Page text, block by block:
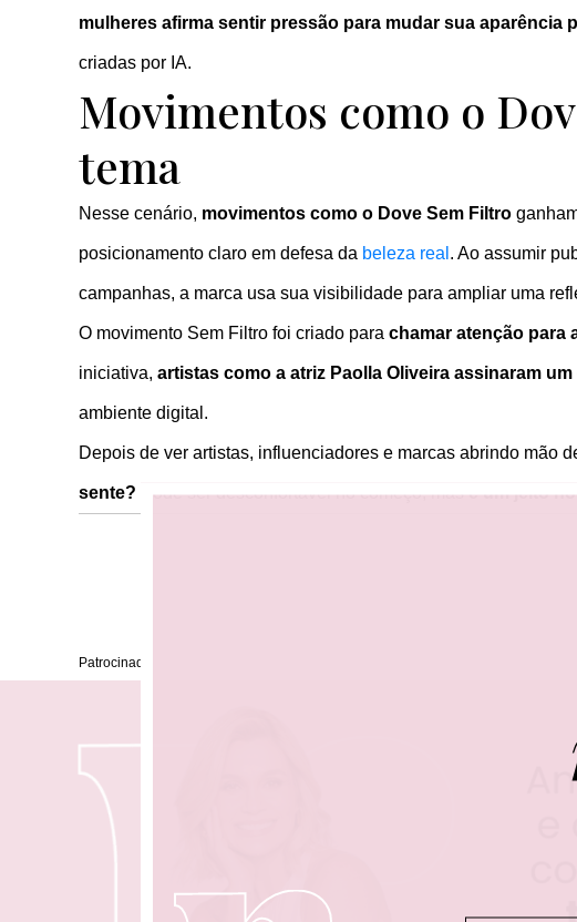
mulheres afirma sentir pressão para mudar sua aparência
criadas por IA.
Movimentos como o
tema
Nesse cenário, movimentos como o Dove Sem Filtro
posicionamento claro em defesa da beleza real . Ao assumir
campanhas, a marca usa sua visibilidade para ampliar uma
O movimento Sem Filtro foi criado para chamar atenção para
iniciativa, artistas como a atriz Paolla Oliveira assinaram
ambiente digital.
Depois de ver artistas, influenciadores e marcas abrindo mão
sente? Pode ser desconfortável no começo, masé um jeito
Patrocinado